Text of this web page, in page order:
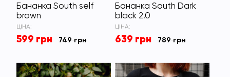
Бананка South self
brown
ЦІНА:
599 грн 749 грн
Бананка South Dark
black 2.0
ЦІНА:
639 грн 789 грн